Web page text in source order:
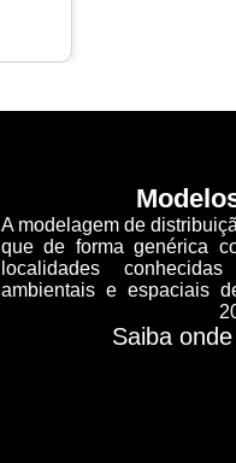
A modelagem de
que de forma genérica
localidades
ambientais e espaciais
Saiba